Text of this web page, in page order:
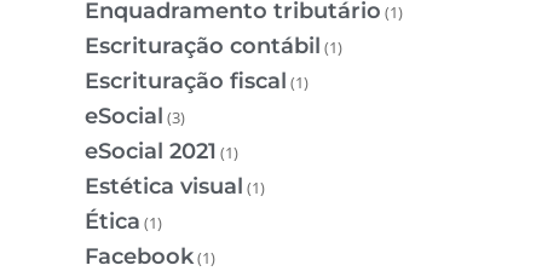
Enquadramento tributário (1)
Escrituração contábil (1)
Escrituração fiscal (1)
eSocial (3)
eSocial 2021 (1)
Estética visual (1)
Ética (1)
Facebook(1)